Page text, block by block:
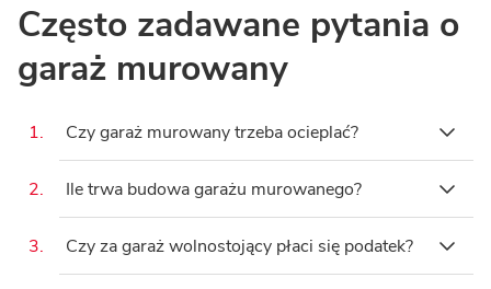
Często zadawane pytania o
garaż murowany
1. Czy garaż murowany trzeba ocieplać?
Przepisy nie nakładają obowiązku
jednak jest to wysoce zalecane.
Warstwa termoizolacji (np. 10-15 cm
2. Ile trwa budowa garażu murowanego?
Proces ten trwa zazwyczaj od 4 do 8
3. Czy za garaż wolnostojący płaci się podatek?